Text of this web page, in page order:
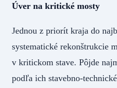
Úver na kritické mosty
Jednou z priorít kraja do
systematické rekonštrukcie
v kritickom stave. Pôjde
podľa ich stavebno-